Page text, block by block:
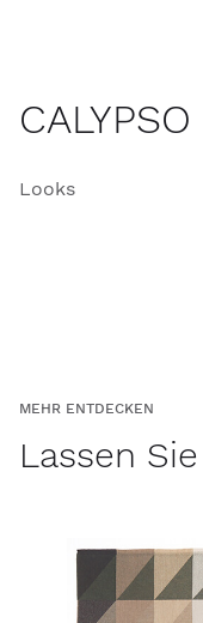
CALYPSO
Looks
MEHR ENTDECKEN
Lassen